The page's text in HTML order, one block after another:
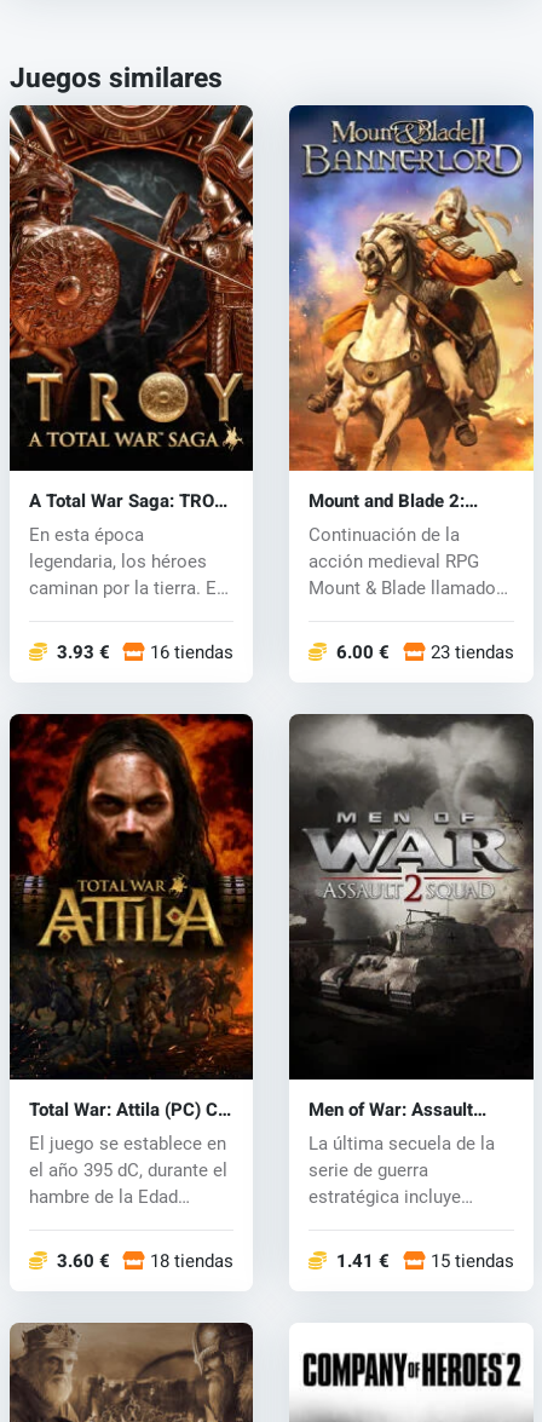
Juegos similares
A Total War Saga: TROY
(PC) key
En esta época
legendaria, los héroes
caminan por la tierra. En
3.93 € 16 tiendas
Mount and Blade 2:
Bannerlord (PC) CD key
Continuación de la
acción medieval RPG
Mount & Blade llamado
6.00 € 23 tiendas
Total War: Attila (PC) CD
key
El juego se establece en
el año 395 dC, durante el
hambre de la Edad
3.60 € 18 tiendas
Men of War: Assault
Squad 2 (PC) CD key
La última secuela de la
serie de guerra
estratégica incluye
1.41 € 15 tiendas